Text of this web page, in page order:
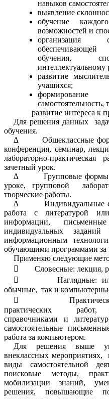
навыков
выявление
обучение
возможностей и
организация
обучения,
развитие
учащихся;
самостоятельность,
развитие интереса к
Для решения данных
обучения.
∆ Общеклассные формы
конференция, семинар,
лабораторно-практическая
зачетный урок.
∆ Групповые формы
уроке, групповой
творческие работы.
∆ Индивидуальные
работа с литературой
информации,
индивидуальных
информационным
обучающими программами за
Применяю следующие
 Словесные: лекция,
 Наглядные:
обычные, так и
 Практические:
практических работ,
справочниками и
самостоятельные
работа за компьютером.
Для решения выше
внеклассных мероприятиях,
виды самостоятельной
поисковые методы,
мобилизации знаний,
решения, повышающие